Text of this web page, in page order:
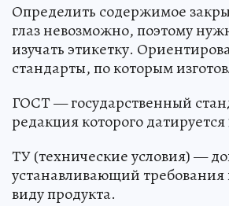
Определить содержимое
глаз невозможно, поэтому
изучать этикетку.
стандарты, по которым
ГОСТ — государственный
редакция которого датируется
ТУ (технические условия) —
устанавливающий требования
виду продукта.